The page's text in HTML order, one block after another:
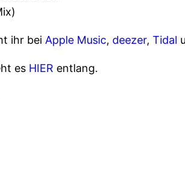
ihr bei Apple Music, deezer, Tidal
es HIER entlang.